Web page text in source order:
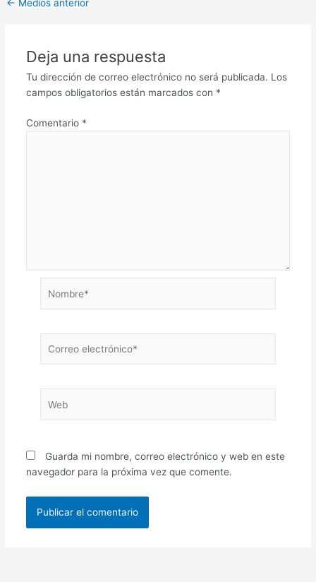
← Medios anterior
Deja una respuesta
Tu dirección de correo electrónico no será publicada. Los
campos obligatorios están marcados con *
Comentario *
electrónico*
Guarda mi nombre, correo electrónico y web en este
navegador para la próxima vez que comente.